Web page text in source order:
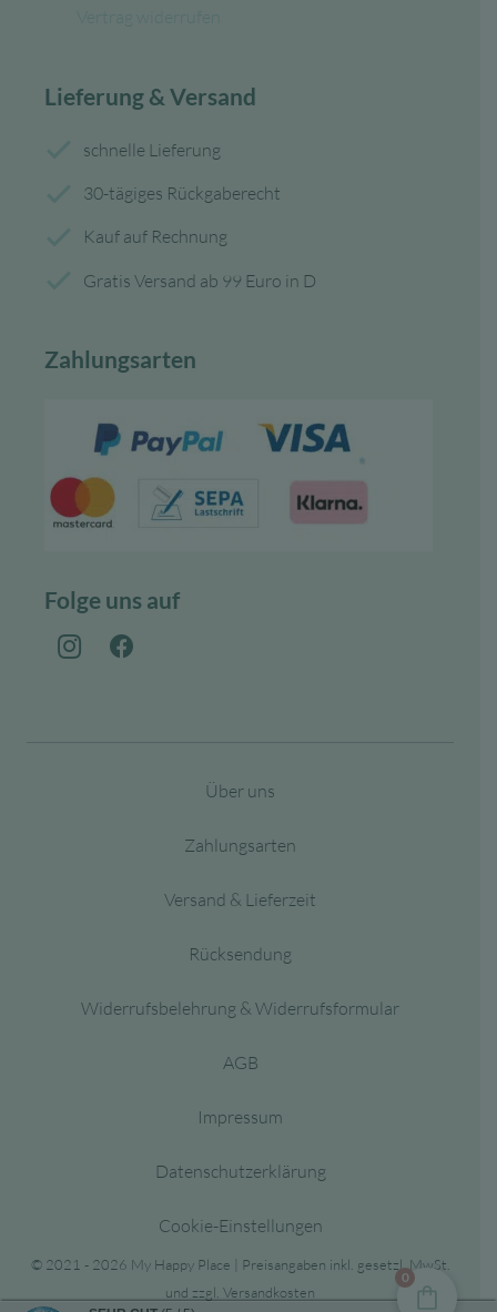
Lieferung & Versand
schnelle Lieferung
30-tägiges Rückgaberecht
Kauf auf Rechnung
Gratis Versand ab 99 Euro in D
Zahlungsarten
Folge uns auf
Über uns
Zahlungsarten
Versand & Lieferzeit
Rücksendung
Widerrufsbelehrung & Widerrufsformular
AGB
Impressum
Datenschutzerklärung
Cookie-Einstellungen
© 2021 - 2026 My Happy Place | Preisangaben inkl. gesetzl. MwSt.
und zzgl. Versandkosten
0